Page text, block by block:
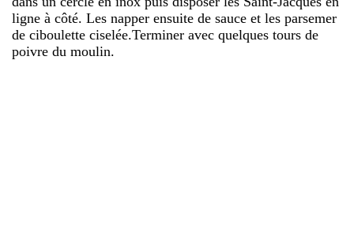
ligne à côté. Les napper ensuite de sauce et les parsemer
de ciboulette ciselée.Terminer avec quelques tours de
poivre du moulin.